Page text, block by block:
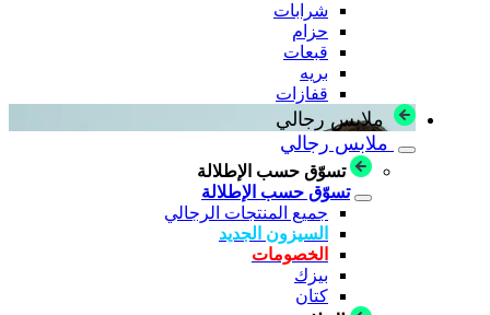
شرابات
حزام
قبعات
بريه
قفازات
ملابس رجالي
ملابس رجالي
تسوّق حسب الإطلالة
تسوّق حسب الإطلالة
جميع المنتجات الرجالي
السيزون الجديد
الخصومات
بيزك
كتان